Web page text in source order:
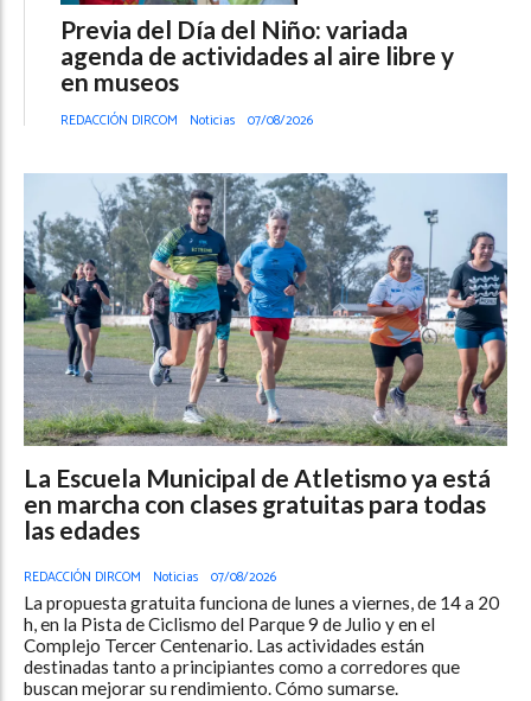
Previa del Día del Niño: variada
agenda de actividades al aire libre y
en museos
REDACCIÓN DIRCOM Noticias 07/08/2026
La Escuela Municipal de Atletismo ya está
en marcha con clases gratuitas para todas
las edades
REDACCIÓN DIRCOM Noticias 07/08/2026
La propuesta gratuita funciona de lunes a viernes, de 14 a 20
h, en la Pista de Ciclismo del Parque 9 de Julio y en el
Complejo Tercer Centenario. Las actividades están
destinadas tanto a principiantes como a corredores que
buscan mejorar su rendimiento. Cómo sumarse.